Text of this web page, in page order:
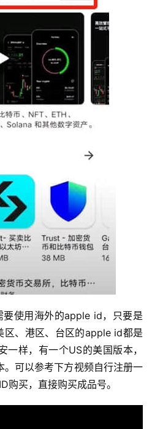
要使用海外的apple id，只要是
、港区、台区的apple id都是
一样，有一个US的美国版本，
。可以参考下方视频自行注册一
购买，直接购买成品号。